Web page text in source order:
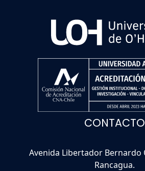
CONTACTO
Avenida Libertador Bernardo
Rancagua.